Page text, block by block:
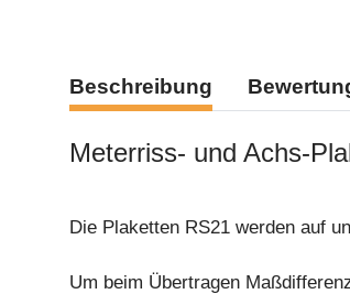
Beschreibung
Meterriss- und Achs-
Die Plaketten RS21 werden auf
Um beim Übertragen